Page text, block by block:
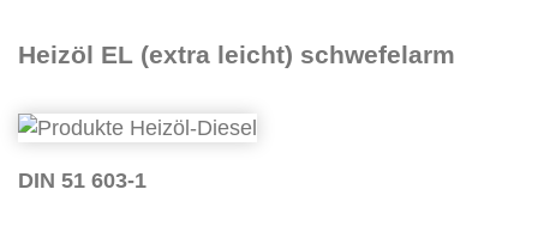
Heizöl EL (extra leicht) schwefelarm
DIN 51 603-1